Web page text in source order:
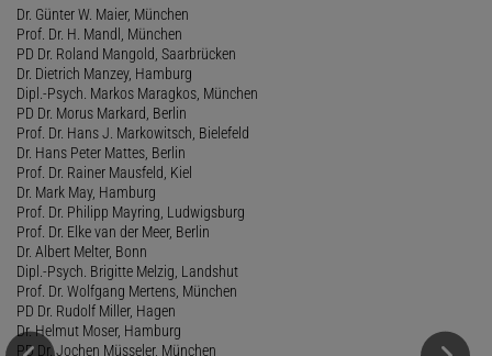
Dr. Günter W. Maier, München
Prof. Dr. H. Mandl, München
PD Dr. Roland Mangold, Saarbrücken
Dr. Dietrich Manzey, Hamburg
Dipl.-Psych. Markos Maragkos, München
PD Dr. Morus Markard, Berlin
Prof. Dr. Hans J. Markowitsch, Bielefeld
Dr. Hans Peter Mattes, Berlin
Prof. Dr. Rainer Mausfeld, Kiel
Dr. Mark May, Hamburg
Prof. Dr. Philipp Mayring, Ludwigsburg
Prof. Dr. Elke van der Meer, Berlin
Dr. Albert Melter, Bonn
Dipl.-Psych. Brigitte Melzig, Landshut
Prof. Dr. Wolfgang Mertens, München
PD Dr. Rudolf Miller, Hagen
Dr. Helmut Moser, Hamburg
PD Dr. Jochen Müsseler, München